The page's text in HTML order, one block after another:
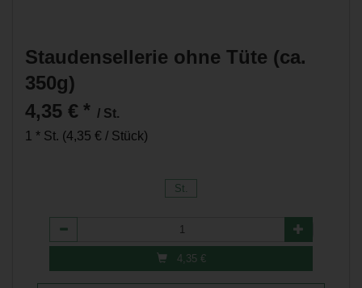
Staudensellerie ohne Tüte (ca.
350g)
4,35 € * / St.
1 * St. (4,35 € / Stück)
St.
Anzahl
4,35 €